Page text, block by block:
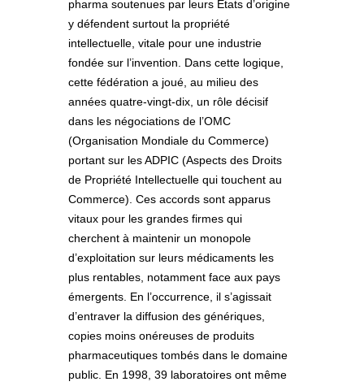
pharma soutenues par leurs États d’origine
y défendent surtout la propriété
intellectuelle, vitale pour une industrie
fondée sur l’invention. Dans cette logique,
cette fédération a joué, au milieu des
années quatre-vingt-dix, un rôle décisif
dans les négociations de l’OMC
(Organisation Mondiale du Commerce)
portant sur les ADPIC (Aspects des Droits
de Propriété Intellectuelle qui touchent au
Commerce). Ces accords sont apparus
vitaux pour les grandes firmes qui
cherchent à maintenir un monopole
d’exploitation sur leurs médicaments les
plus rentables, notamment face aux pays
émergents. En l’occurrence, il s’agissait
d’entraver la diffusion des génériques,
copies moins onéreuses de produits
pharmaceutiques tombés dans le domaine
public. En 1998, 39 laboratoires ont même